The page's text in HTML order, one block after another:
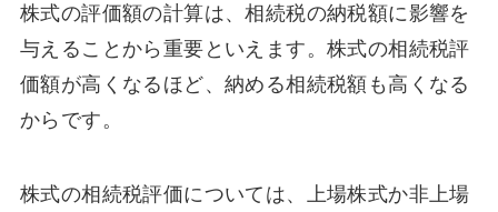
株式の評価額の計算は、相続税の納税額に影響を
与えることから重要といえます。株式の相続税評
価額が高くなるほど、納める相続税額も高くなる
からです。
株式の相続税評価については、上場株式か非上場